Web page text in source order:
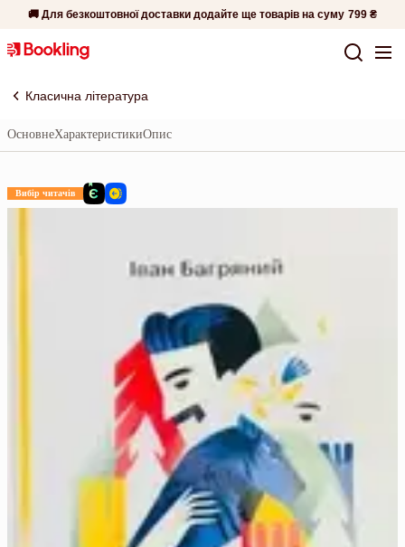
🚚 Для безкоштовної доставки додайте ще товарів на суму 799 ₴
Класична література
ОсновнеХарактеристикиОпис
Вибір читачів